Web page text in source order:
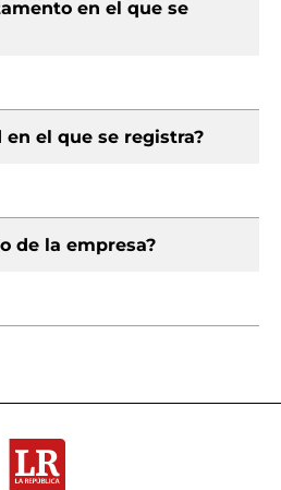
en el que se
en el que se registra?
de la empresa?